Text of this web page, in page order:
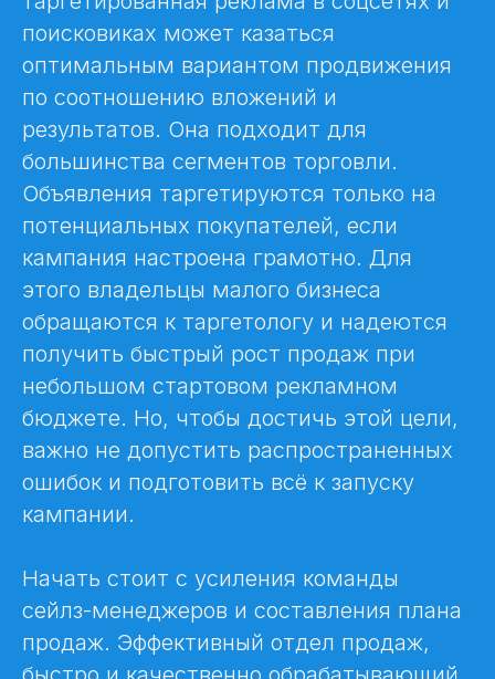
поисковиках может казаться
оптимальным вариантом продвижения
по соотношению вложений и
результатов. Она подходит для
большинства сегментов торговли.
Объявления таргетируются только на
потенциальных покупателей, если
кампания настроена грамотно. Для
этого владельцы малого бизнеса
обращаются к таргетологу и надеются
получить быстрый рост продаж при
небольшом стартовом рекламном
бюджете. Но, чтобы достичь этой цели,
важно не допустить распространенных
ошибок и подготовить всё к запуску
кампании.
Начать стоит с усиления команды
сейлз-менеджеров и составления плана
продаж. Эффективный отдел продаж,